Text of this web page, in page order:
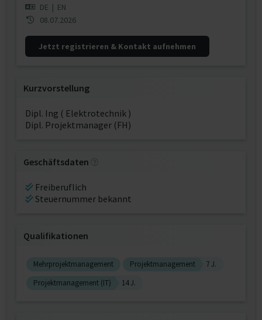
DE | EN
08.07.2026
Jetzt registrieren & Kontakt aufnehmen
Kurzvorstellung
Dipl. Ing ( Elektrotechnik )
Dipl. Projektmanager (FH)
Geschäftsdaten
Freiberuflich
Steuernummer bekannt
Qualifikationen
Mehrprojektmanagement Projektmanagement
7 J.
Projektmanagement (IT)
14 J.